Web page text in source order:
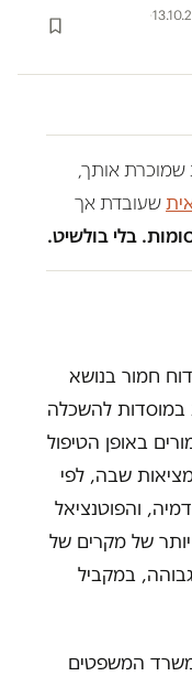
·
שמוכרת אותך,
שעובדת אך
בלי בולשיט.
דוח חמור בנושא
במוסדות להשכלה
באופן הטיפול
שבה, לפי
והפוטנציאל
של מקרים של
במקביל
המשפטים